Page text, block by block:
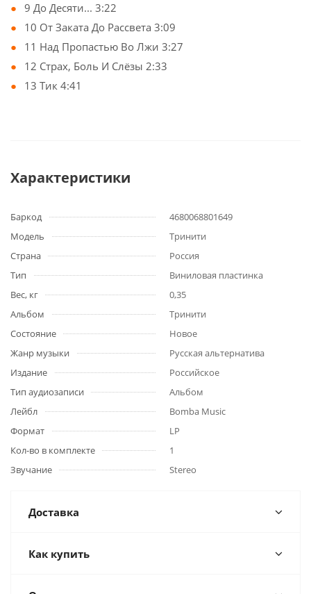
9 До Десяти... 3:22
10 От Заката До Рассвета 3:09
11 Над Пропастью Во Лжи 3:27
12 Страх, Боль И Слёзы 2:33
13 Тик 4:41
Характеристики
Баркод
4680068801649
Модель
Тринити
Страна
Россия
Тип
Виниловая пластинка
Вес, кг
0,35
Альбом
Тринити
Состояние
Новое
Жанр музыки
Русская альтернатива
Издание
Российское
Тип аудиозаписи
Альбом
Лейбл
Bomba Music
Формат
LP
Кол-во в комплекте
1
Звучание
Stereo
Доставка
Как купить